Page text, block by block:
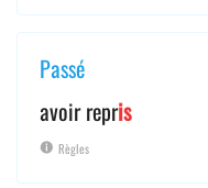
Passé
avoir repris
Règles